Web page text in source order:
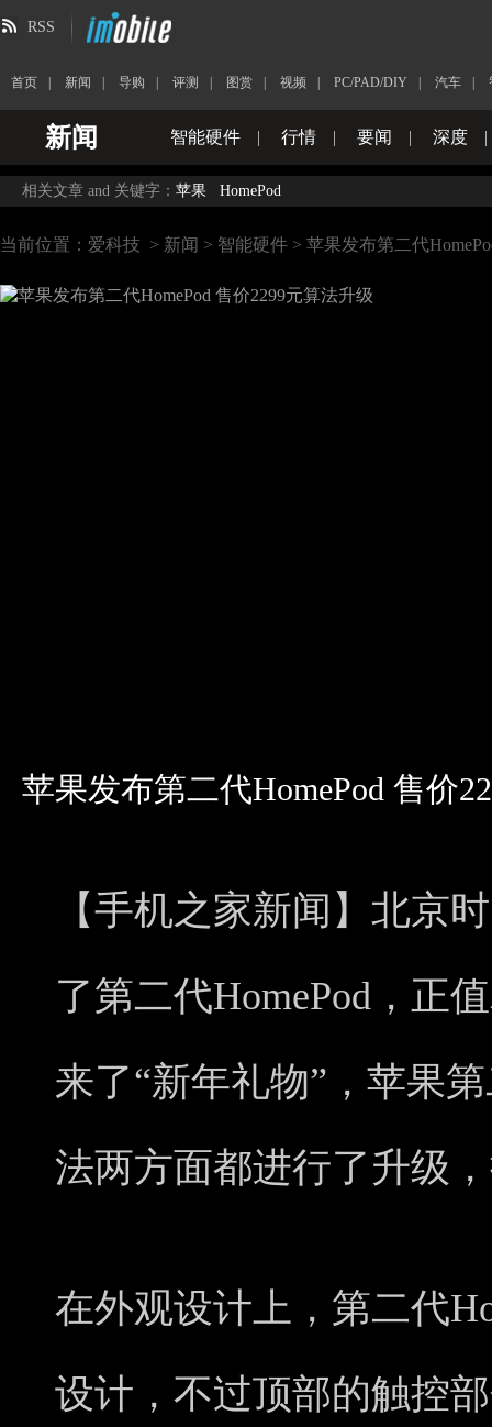
RSS
首页 新闻 导购 评测 图赏 视频 PC/PAD/DIY 汽车
新闻 智能硬件 | 行情 | 要闻 | 深度 |
相关文章 and 关键字： 苹果 HomePod
当前位置： 爱科技 > 新闻 > 智能硬件 > 苹果发布第二代
苹果发布第二代HomePod 售价
【手机之家新闻】北京
了第二代HomePod，正
来了“新年礼物”，苹果
法两方面都进行了升级
在外观设计上，第二代
设计，不过顶部的触控